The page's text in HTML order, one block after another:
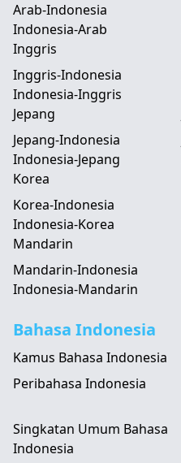
Arab-Indonesia
Indonesia-Arab
Inggris
Inggris-Indonesia
Indonesia-Inggris
Jepang
Jepang-Indonesia
Indonesia-Jepang
Korea
Korea-Indonesia
Indonesia-Korea
Mandarin
Mandarin-Indonesia
Indonesia-Mandarin
Bahasa Indonesia
Kamus Bahasa Indonesia
Peribahasa Indonesia
Singkatan Umum Bahasa
Indonesia